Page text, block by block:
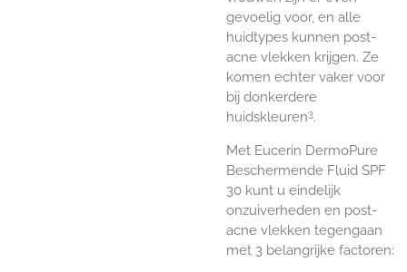
gevoelig voor, en alle
huidtypes kunnen post-
acne vlekken krijgen. Ze
komen echter vaker voor
bij donkerdere
huidskleuren3.
Met Eucerin DermoPure
Beschermende Fluid SPF
30 kunt u eindelijk
onzuiverheden en post-
acne vlekken tegengaan
met 3 belangrijke factoren: